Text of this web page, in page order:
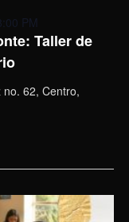
Taller de
PM
no. 62, Centro,